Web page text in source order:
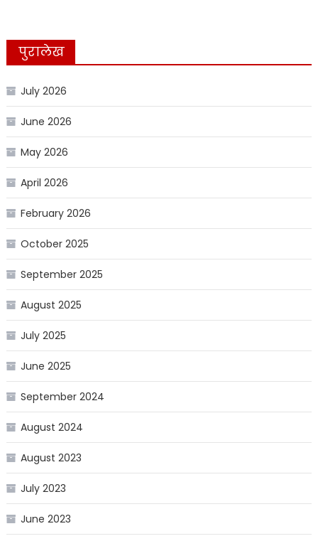
पुरालेख
July 2026
June 2026
May 2026
April 2026
February 2026
October 2025
September 2025
August 2025
July 2025
June 2025
September 2024
August 2024
August 2023
July 2023
June 2023